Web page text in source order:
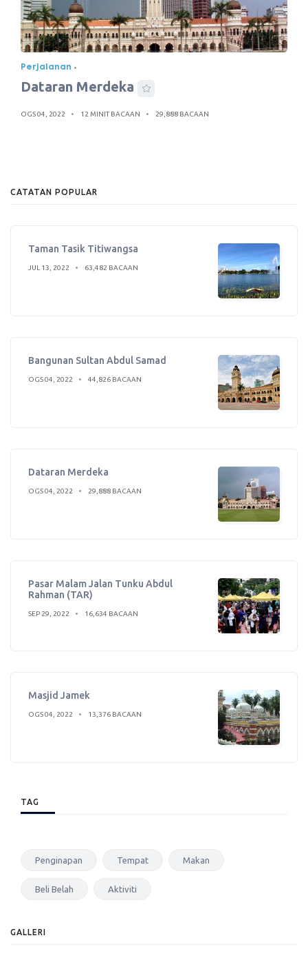
Perjalanan
Dataran Merdeka
OGS 04, 2022 12 MINIT BACAAN 29,888 BACAAN
CATATAN POPULAR
Taman Tasik Titiwangsa
JUL 13, 2022 63,482 BACAAN
Bangunan Sultan Abdul Samad
OGS 04, 2022 44,826 BACAAN
Dataran Merdeka
OGS 04, 2022 29,888 BACAAN
Pasar Malam Jalan Tunku Abdul
Rahman (TAR)
SEP 29, 2022 16,634 BACAAN
Masjid Jamek
OGS 04, 2022 13,376 BACAAN
TAG
Penginapan Tempat Makan
Beli Belah Aktiviti
GALLERI